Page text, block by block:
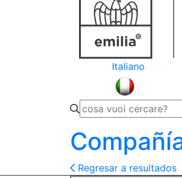
Italiano
Regresar a resultados